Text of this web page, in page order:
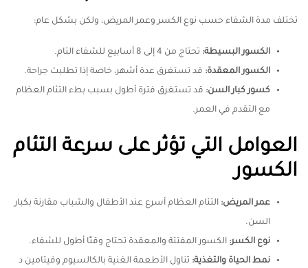
تختلف مدة الشفاء حسب نوع الكسر وعمر المريض، ولكن بشكل عام:
الكسور البسيطة:تحتاج من 4 إلى 8 أسابيع للشفاء التام.
الكسور المعقدة:قد تستغرق عدة أشهر، خاصة إذا تطلبت جراحة.
كسور كبار السن:قد تستغرق فترة أطول بسبب بطء التئام العظام
مع التقدم في العمر.
العوامل التي تؤثر على سرعة التئام
الكسور
عمر المريض:التئام العظام أسرع عند الأطفال والشباب مقارنة بكبار
السن.
نوع الكسر:الكسور المفتتة والمعقدة تحتاج وقتًا أطول للشفاء.
نمط الحياة والتغذية:تناول الأطعمة الغنية بالكالسيوم وفيتامين د